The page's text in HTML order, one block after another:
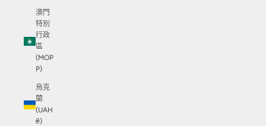
澳門
特別
行政
區
(MOP
P)
烏克
蘭
(UAH
₴)